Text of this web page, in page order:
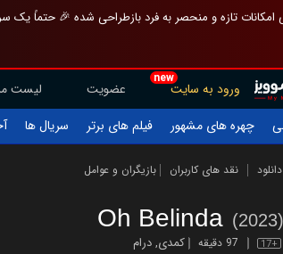
امکانات تازه و منحصر به فرد بازطراحی شده 🎉
new
ورود به سایت عضویت لیست
چهره های مشهور فیلم های برتر سریال ها
نقد های کاربران بازیگران و عوامل
Oh Belinda (2023)
17+ 97 دقیقه کمدی,درام